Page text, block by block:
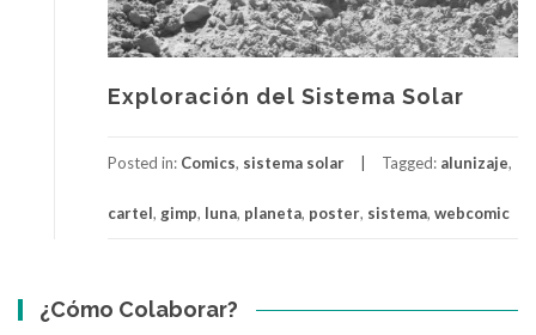
Exploración del Sistema Solar
Posted in: Comics, sistema solar Tagged: alunizaje,
cartel, gimp, luna, planeta, poster, sistema, webcomic
¿Cómo Colaborar?